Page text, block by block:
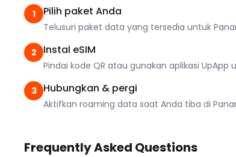
1 Pilih paket Anda
Telusuri paket data yang tersedia untuk
2 Instal eSIM
Pindai kode QR atau gunakan aplikasi
3 Hubungkan & pergi
Aktifkan roaming data saat Anda tiba di
Frequently Asked Questions